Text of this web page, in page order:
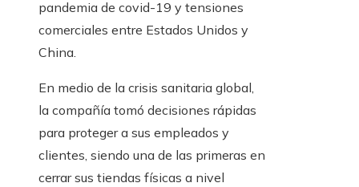
pandemia de covid-19 y tensiones
comerciales entre Estados Unidos y
China.
En medio de la crisis sanitaria global,
la compañía tomó decisiones rápidas
para proteger a sus empleados y
clientes, siendo una de las primeras en
cerrar sus tiendas físicas a nivel